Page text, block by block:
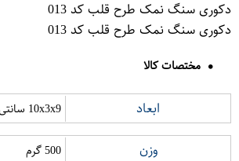
دکوری سنگ نمک طرح قلب کد 013
دکوری سنگ نمک طرح قلب کد 013
مختصات کالا
ابعاد 10x3x9 سانتی متر
وزن 500 گرم